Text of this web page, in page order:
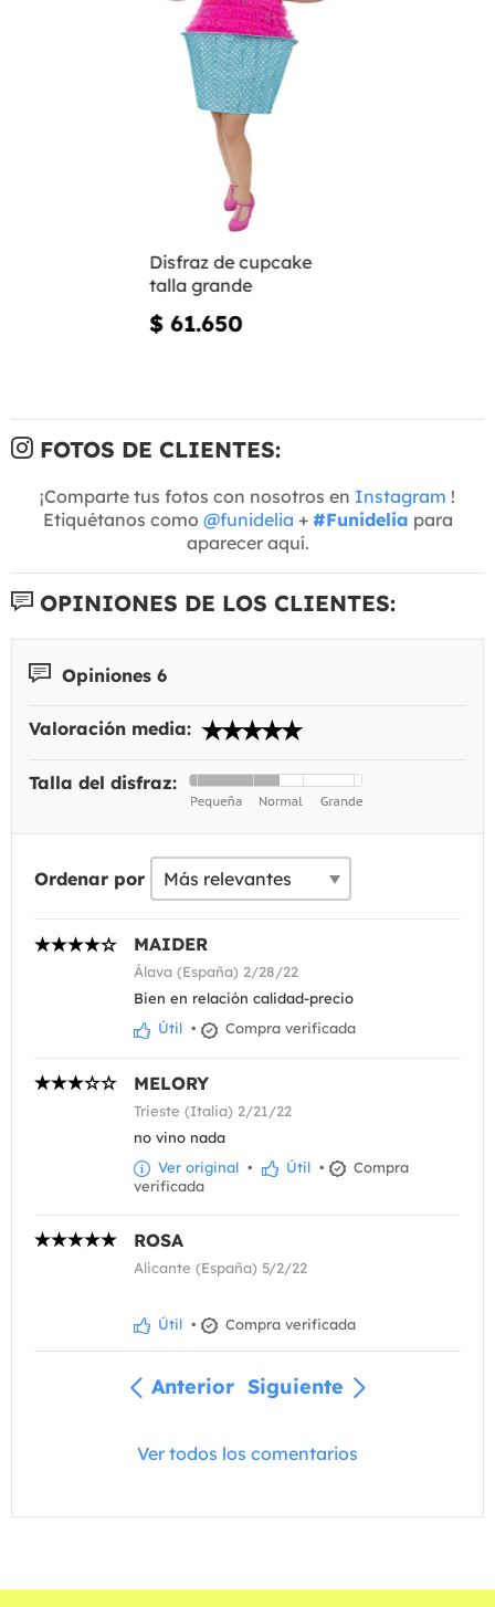
Disfraz de cupcake
talla grande
$ 61.650
FOTOS DE CLIENTES:
¡Comparte tus fotos con nosotros en Instagram !
Etiquétanos como @funidelia + #Funidelia para
aparecer aquí.
OPINIONES DE LOS CLIENTES:
Opiniones 6
Valoración media:
Talla del disfraz:
Ordenar por
MAIDER
Álava (España) 2/28/22
Bien en relación calidad-precio
Útil • Compra verificada
MELORY
Trieste (Italia) 2/21/22
no vino nada
Ver original • Útil •
Compra
verificada
ROSA
Alicante (España) 5/2/22
Útil • Compra verificada
Anterior Siguiente
Ver todos los comentarios